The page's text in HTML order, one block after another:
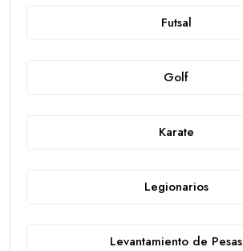
Futsal
Golf
Karate
Legionarios
Levantamiento de Pesas